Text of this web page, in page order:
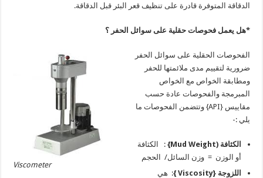
الدقاقة المتوفرة قادرة على تنظيف قعر البئر قبل الدقاقة.
*هل يعمل فحوصات حقلية على سوائل الحفر ؟
Viscometer
الفحوصات الحقلية على سوائل الحفر
ضرورية لتقييم مدى ملائمتها للحفر
ومطابقة الخواص مع الخواص
المبرمجة والفحوصات عادة حسب
مقاييس {API} وتتضمن الفحوصات ما
يلي :-
الكثافة (Mud Weight}
: الكثافة
أو الوزن = وزن السائل/ الحجم
اللزوجة {Viscosity }
: هي